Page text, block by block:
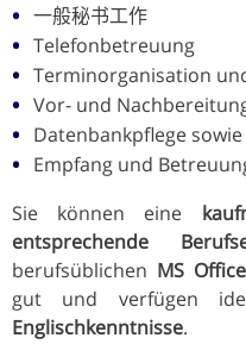
一般秘书工作
Telefonbetreuung
Terminorganisation
Vor- und
Datenbankpflege
Empfang und
Sie können eine
entsprechende
berufsüblichen MS
gut und verfügen
Englischkenntnisse.